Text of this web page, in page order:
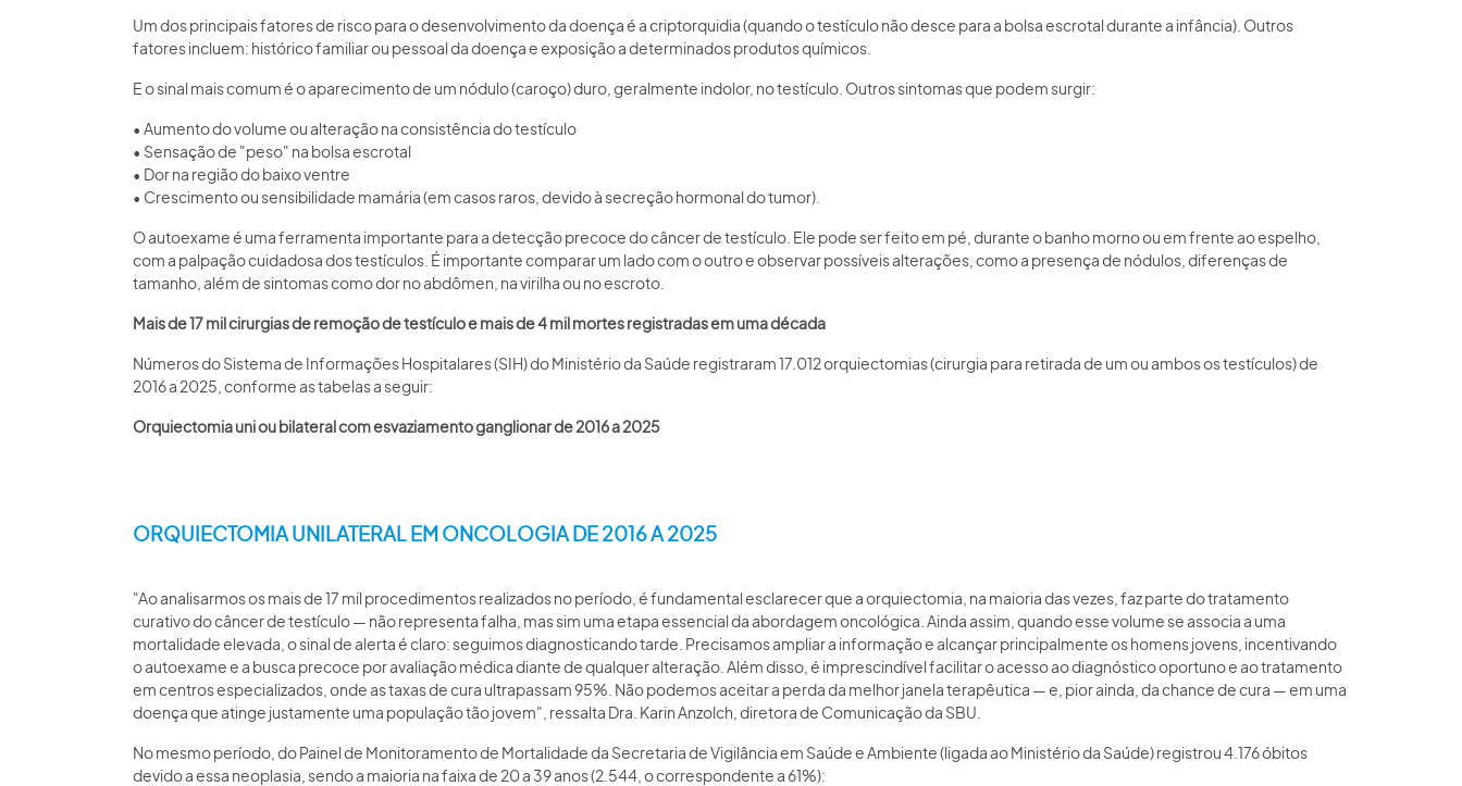
Um dos principais fatores de risco para o desenvolvimento da doença é a criptorquidia (quando o testículo não desce para a bolsa escrotal durante a infância). Outros
fatores incluem: histórico familiar ou pessoal da doença e exposição a determinados produtos químicos.
E o sinal mais comum é o aparecimento de um nódulo (caroço) duro, geralmente indolor, no testículo. Outros sintomas que podem surgir:
• Aumento do volume ou alteração na consistência do testículo
• Sensação de "peso" na bolsa escrotal
• Dor na região do baixo ventre
• Crescimento ou sensibilidade mamária (em casos raros, devido à secreção hormonal do tumor).
O autoexame é uma ferramenta importante para a detecção precoce do câncer de testículo. Ele pode ser feito em pé, durante o banho morno ou em frente ao espelho,
com a palpação cuidadosa dos testículos. É importante comparar um lado com o outro e observar possíveis alterações, como a presença de nódulos, diferenças de
tamanho, além de sintomas como dor no abdômen, na virilha ou no escroto.
Mais de 17 mil cirurgias de remoção de testículo e mais de 4 mil mortes registradas em uma década
Números do Sistema de Informações Hospitalares (SIH) do Ministério da Saúde registraram 17.012 orquiectomias (cirurgia para retirada de um ou ambos os testículos) de
2016 a 2025, conforme as tabelas a seguir:
Orquiectomia uni ou bilateral com esvaziamento ganglionar de 2016 a 2025
ORQUIECTOMIA UNILATERAL EM ONCOLOGIA DE 2016 A 2025
"Ao analisarmos os mais de 17 mil procedimentos realizados no período, é fundamental esclarecer que a orquiectomia, na maioria das vezes, faz parte do tratamento
curativo do câncer de testículo — não representa falha, mas sim uma etapa essencial da abordagem oncológica. Ainda assim, quando esse volume se associa a uma
mortalidade elevada, o sinal de alerta é claro: seguimos diagnosticando tarde. Precisamos ampliar a informação e alcançar principalmente os homens jovens, incentivando
o autoexame e a busca precoce por avaliação médica diante de qualquer alteração. Além disso, é imprescindível facilitar o acesso ao diagnóstico oportuno e ao tratamento
em centros especializados, onde as taxas de cura ultrapassam 95%. Não podemos aceitar a perda da melhor janela terapêutica — e, pior ainda, da chance de cura — em uma
doença que atinge justamente uma população tão jovem", ressalta Dra. Karin Anzolch, diretora de Comunicação da SBU.
No mesmo período, do Painel de Monitoramento de Mortalidade da Secretaria de Vigilância em Saúde e Ambiente (ligada ao Ministério da Saúde) registrou 4.176 óbitos
devido a essa neoplasia, sendo a maioria na faixa de 20 a 39 anos (2.544, o correspondente a 61%):